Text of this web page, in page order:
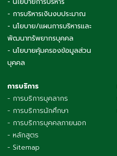
- การบริหารเงินงบประมาณ
- นโยบาย/แผนการบริหารและ
พัฒนาทรัพยากรบุคคล
- นโยบายคุ้มครองข้อมูลส่วน
บุคคล
การบริการ
- การบริการบุคลากร
- การบริการนักศึกษา
- การบริการบุคคลภายนอก
- หลักสูตร
- Sitemap